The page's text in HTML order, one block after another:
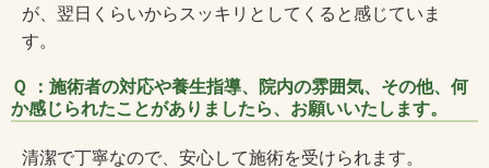
が、翌日くらいからスッキリとしてくると感じていま
す。
Ｑ ：施術者の対応や養生指導、院内の雰囲気、その他、何
か感じられたことがありましたら、お願いいたします。
清潔で丁寧なので、安心して施術を受けられます。